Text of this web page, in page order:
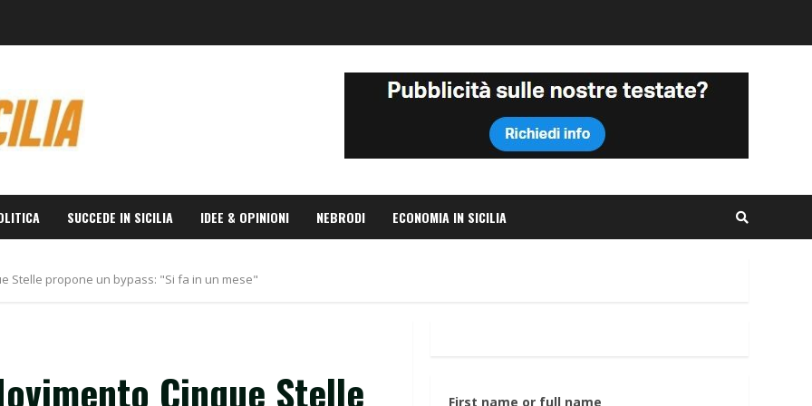
SUCCEDE IN SICILIA IDEE & OPINIONI NEBRODI ECONOMIA IN SICILIA
Stelle propone un bypass: "Si fa in un mese"
Cinque Stelle
First name or full name